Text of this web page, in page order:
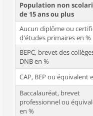
Population non
de 15 ans ou plus
Aucun diplôme ou
d'études primaires en %
BEPC, brevet des
DNB en %
CAP, BEP ou équivalent
Baccalauréat, brevet
professionnel ou
en %